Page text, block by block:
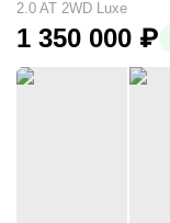
2.0 AT 2WD Luxe
1 350 000 ₽